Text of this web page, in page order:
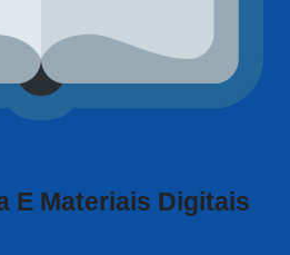
E Materiais Digitais